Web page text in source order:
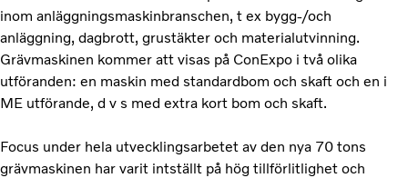
inom anläggningsmaskinbranschen, t ex bygg-/och
anläggning, dagbrott, grustäkter och materialutvinning.
Grävmaskinen kommer att visas på ConExpo i två olika
utföranden: en maskin med standardbom och skaft och en i
ME utförande, d v s med extra kort bom och skaft.
Focus under hela utvecklingsarbetet av den nya 70 tons
grävmaskinen har varit intställt på hög tillförlitlighet och